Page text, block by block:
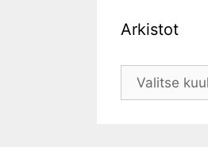
Arkistot
Arkistot